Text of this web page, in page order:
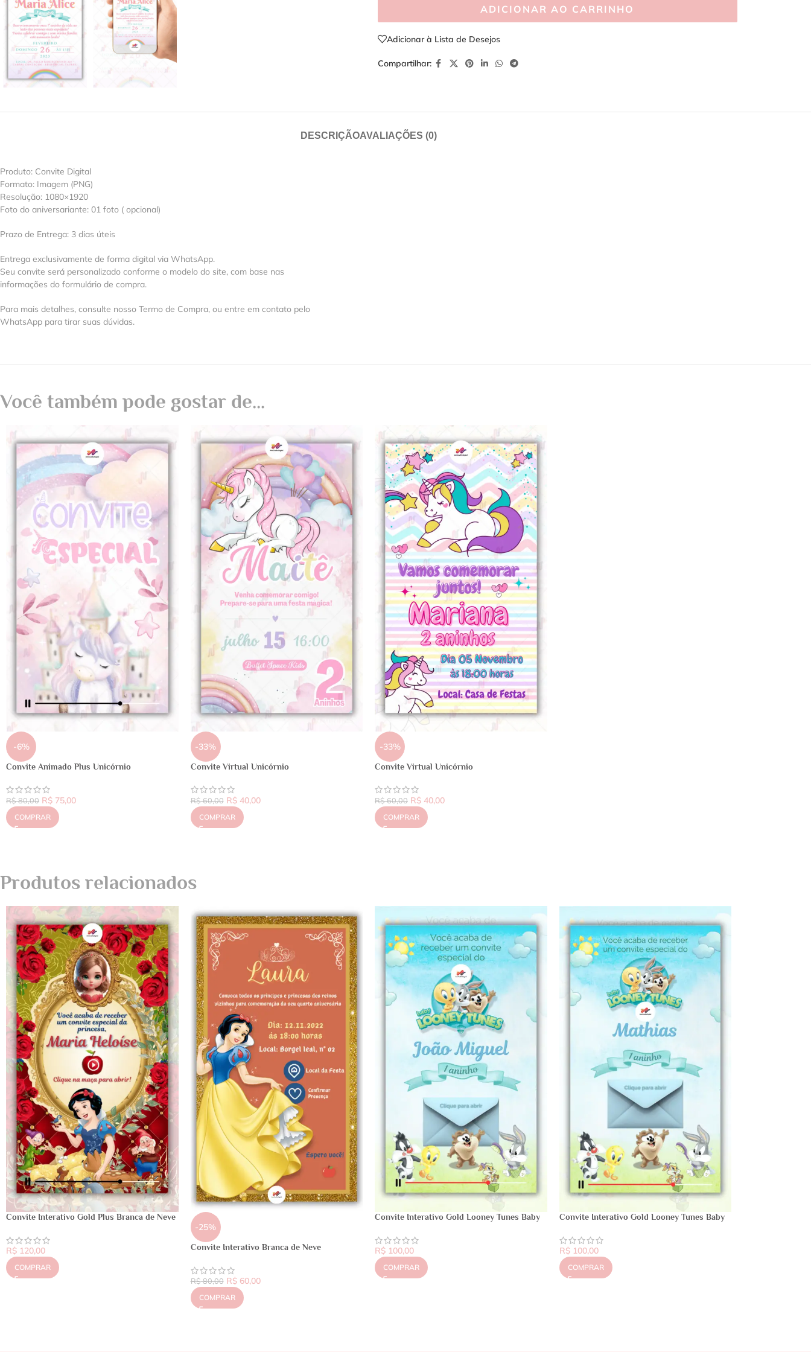
ADICIONAR AO CARRINHO
Adicionar à Lista de Desejos
Compartilhar:
DESCRIÇÃOAVALIAÇÕES (0)
Produto: Convite Digital
Formato: Imagem (PNG)
Resolução: 1080×1920
Foto do aniversariante: 01 foto ( opcional)
Prazo de Entrega: 3 dias úteis
Entrega exclusivamente de forma digital via WhatsApp.
Seu convite será personalizado conforme o modelo do site, com base nas
informações do formulário de compra.
Para mais detalhes, consulte nosso Termo de Compra, ou entre em contato pelo
WhatsApp para tirar suas dúvidas.
Você também pode gostar de…
-6%
Convite Animado Plus Unicórnio
R$80,00 R$ 75,00
COMPRAR
-33%
Convite Virtual Unicórnio
R$60,00 R$40,00
COMPRAR
-33%
Convite Virtual Unicórnio
R$60,00 R$ 40,00
COMPRAR
Produtos relacionados
Convite Interativo Gold Plus Branca de Neve
R$ 120,00
COMPRAR
-25%
Convite Interativo Branca de Neve
R$80,00 R$60,00
COMPRAR
Convite Interativo Gold Looney Tunes Baby
R$ 100,00
COMPRAR
Convite Interativo Gold Looney Tunes Baby
R$100,00
COMPRAR